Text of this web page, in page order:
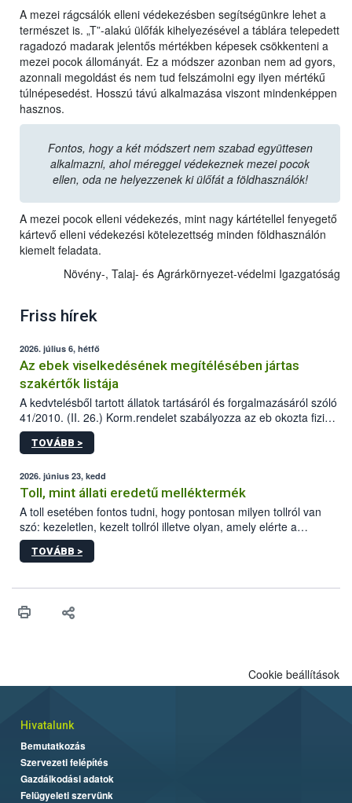
A mezei rágcsálók elleni védekezésben segítségünkre lehet a
természet is. „T”-alakú ülőfák kihelyezésével a táblára telepedett
ragadozó madarak jelentős mértékben képesek csökkenteni a
mezei pocok állományát. Ez a módszer azonban nem ad gyors,
azonnali megoldást és nem tud felszámolni egy ilyen mértékű
túlnépesedést. Hosszú távú alkalmazása viszont mindenképpen
hasznos.
Fontos, hogy a két módszert nem szabad együttesen
alkalmazni, ahol méreggel védekeznek mezei pocok
ellen, oda ne helyezzenek ki ülőfát a földhasználók!
A mezei pocok elleni védekezés, mint nagy kártétellel fenyegető
kártevő elleni védekezési kötelezettség minden földhasználón
kiemelt feladata.
Növény-, Talaj- és Agrárkörnyezet-védelmi Igazgatóság
Friss hírek
2026. július 6, hétfő
Az ebek viselkedésének megítélésében jártas
szakértők listája
A kedvtelésből tartott állatok tartásáról és forgalmazásáról szóló
41/2010. (II. 26.) Korm.rendelet szabályozza az eb okozta fizikai
sérülés, illetve ennek veszélye keletkezésekor felmerülő
hatósági feladatokat, valamint a veszélyes eb tartását és annak
vonni az ebek viselkedésének megítélésében jártas szakértőt.
TOVÁBB >
2026. június 23, kedd
Toll, mint állati eredetű melléktermék
A toll esetében fontos tudni, hogy pontosan milyen tollról van
szó: kezeletlen, kezelt tollról illetve olyan, amely elérte a
„végpontját”.
TOVÁBB >
Cookie beállítások
Hivatalunk
Bemutatkozás
Szervezeti felépítés
Gazdálkodási adatok
Felügyeleti szervünk